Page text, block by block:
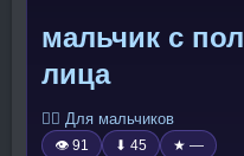
мальчик с
лица
🧍‍♂️ Для мальчиков
👁 91 ⬇ 45 ★ —